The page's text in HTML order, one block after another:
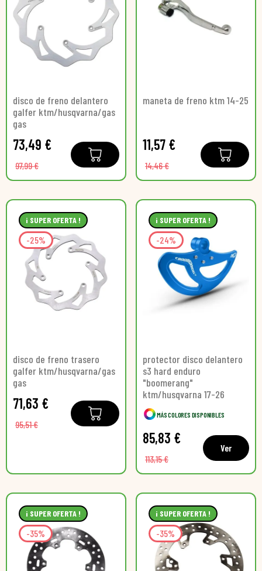
disco de freno delantero
galfer ktm/husqvarna/gas
gas
73,49 €
97,99 €
maneta de freno ktm 14-25
11,57 €
14,46 €
¡ SUPER OFERTA !
-25%
disco de freno trasero
galfer ktm/husqvarna/gas
gas
71,63 €
95,51 €
¡ SUPER OFERTA !
-24%
protector disco delantero
s3 hard enduro
"boomerang"
ktm/husqvarna 17-26
MÁS COLORES DISPONIBLES
85,83 €
113,15 €
Ver
¡ SUPER OFERTA !
-35%
¡ SUPER OFERTA !
-35%